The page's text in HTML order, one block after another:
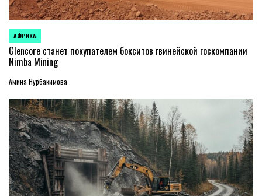
ОПУБЛИКОВАНО
В
АФРИКА
Glencore станет покупателем бокситов гвинейской госкомпании
Nimba Mining
Амина Нурбакимова